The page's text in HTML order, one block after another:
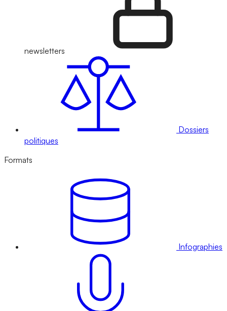
newsletters
Dossiers
politiques
Formats
Infographies